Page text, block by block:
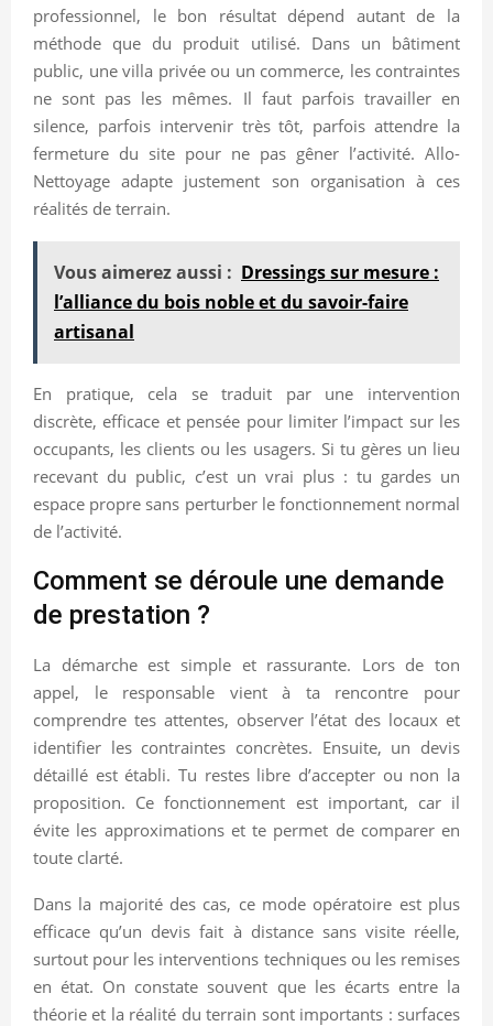
professionnel, le bon résultat dépend autant de la
méthode que du produit utilisé. Dans un bâtiment
public, une villa privée ou un commerce, les contraintes
ne sont pas les mêmes. Il faut parfois travailler en
silence, parfois intervenir très tôt, parfois attendre la
fermeture du site pour ne pas gêner l’activité. Allo-
Nettoyage adapte justement son organisation à ces
réalités de terrain.
Vous aimerez aussi : Dressings sur mesure :
l’alliance du bois noble et du savoir-faire
artisanal
En pratique, cela se traduit par une intervention
discrète, efficace et pensée pour limiter l’impact sur les
occupants, les clients ou les usagers. Si tu gères un lieu
recevant du public, c’est un vrai plus : tu gardes un
espace propre sans perturber le fonctionnement normal
de l’activité.
Comment se déroule une demande
de prestation ?
La démarche est simple et rassurante. Lors de ton
appel, le responsable vient à ta rencontre pour
comprendre tes attentes, observer l’état des locaux et
identifier les contraintes concrètes. Ensuite, un devis
détaillé est établi. Tu restes libre d’accepter ou non la
proposition. Ce fonctionnement est important, car il
évite les approximations et te permet de comparer en
toute clarté.
Dans la majorité des cas, ce mode opératoire est plus
efficace qu’un devis fait à distance sans visite réelle,
surtout pour les interventions techniques ou les remises
en état. On constate souvent que les écarts entre la
théorie et la réalité du terrain sont importants : surfaces